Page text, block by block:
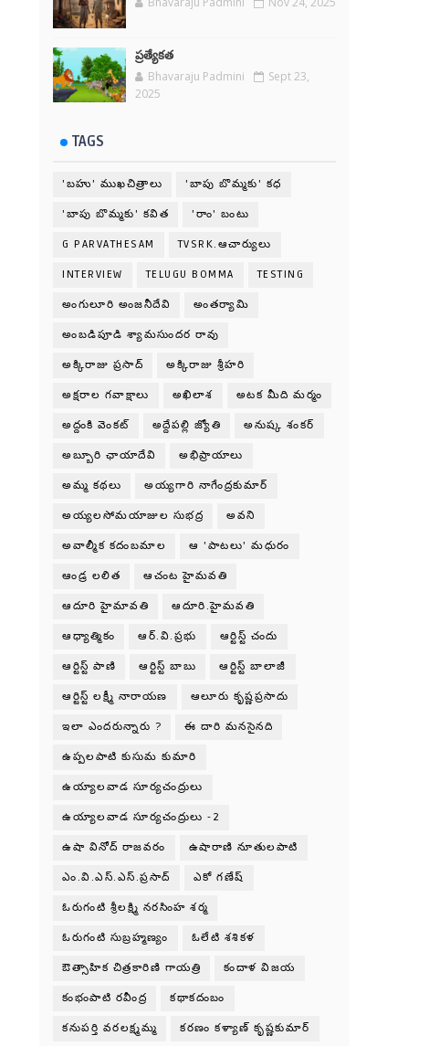
ప్రత్యేకత
Bhavaraju Padmini
Sept 23,
2025
TAGS
'బహు' ముఖచిత్రాలు 'బాపు బొమ్మకు' కధ
'బాపు బొమ్మకు' కవిత 'రాం' బంటు
G PARVATHESAM TVSRK.ఆచార్యులు
INTERVIEW TELUGU BOMMA TESTING
అంగులూరి అంజనీదేవి అంతర్యామి
అంబడిపూడి శ్యామసుందర రావు
అక్కిరాజు ప్రసాద్ అక్కిరాజు శ్రీహరి
అక్షరాల గవాక్షాలు అఖిలాశ అటక మీది మర్మం
అద్దంకి వెంకట్ అద్దేపల్లి జ్యోతి అనుష్క శంకర్
అబ్బూరి ఛాయాదేవి అభిప్రాయాలు
అమ్మ కథలు అయ్యగారి నాగేంద్రకుమార్
అయ్యలసోమయాజుల సుభద్ర అవని
అవాల్మీక కదంబమాల ఆ 'పాటలు' మధురం
ఆండ్ర లలిత ఆచంట హైమవతి
ఆదూరి హైమావతి ఆదూరి.హైమవతి
ఆధ్యాత్మికం ఆర్.వి.ప్రభు ఆర్టిస్ట్ చందు
ఆర్టిస్ట్ పాణి ఆర్టిస్ట్ బాబు ఆర్టిస్ట్ బాలాజీ
ఆర్టిస్ట్ లక్ష్మీ నారాయణ ఆలూరు కృష్ణప్రసాదు
ఇలా ఎందరున్నారు ? ఈ దారి మనసైనది
ఉప్పలపాటి కుసుమ కుమారి
ఉయ్యాలవాడ సూర్యచంద్రులు
ఉయ్యాలవాడ సూర్యచంద్రులు -2
ఉషా వినోద్ రాజవరం ఉషారాణి నూతులపాటి
ఎం.వి.ఎస్.ఎస్.ప్రసాద్ ఎకో గణేష్
ఓరుగంటి శ్రీలక్ష్మి నరసింహ శర్మ
ఓరుగంటి సుబ్రహ్మణ్యం ఓలేటి శశికళ
ఔత్సాహిక చిత్రకారిణి గాయత్రి కందాళ విజయ
కంభంపాటి రవీంద్ర కథాకదంబం
కనుపర్తి వరలక్ష్మమ్మ కరణం కళ్యాణ్ కృష్ణకుమార్